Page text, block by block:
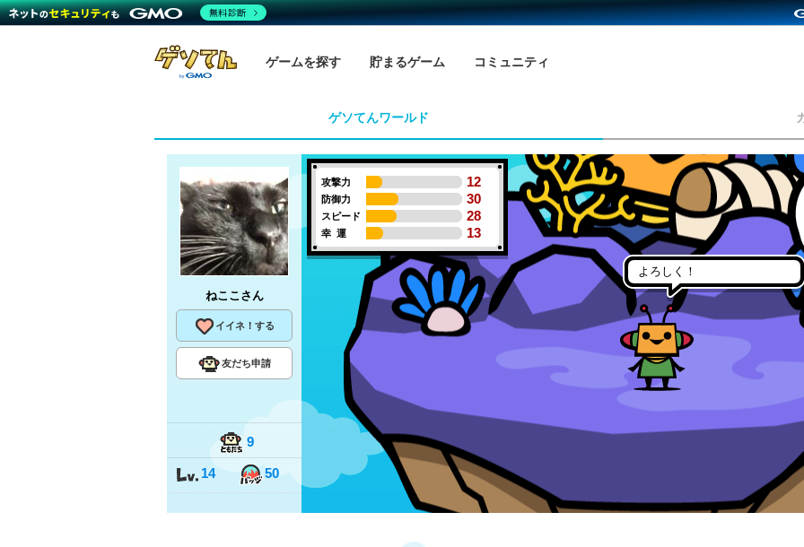
ゲームを探す 貯まるゲーム コミュニティ
ゲソてんワールド
ねここ さん
イイネ！する
友だち申請
9
14 50
攻撃力 12
防御力 30
スピード 28
幸 運 13
よろしく！
無料診断